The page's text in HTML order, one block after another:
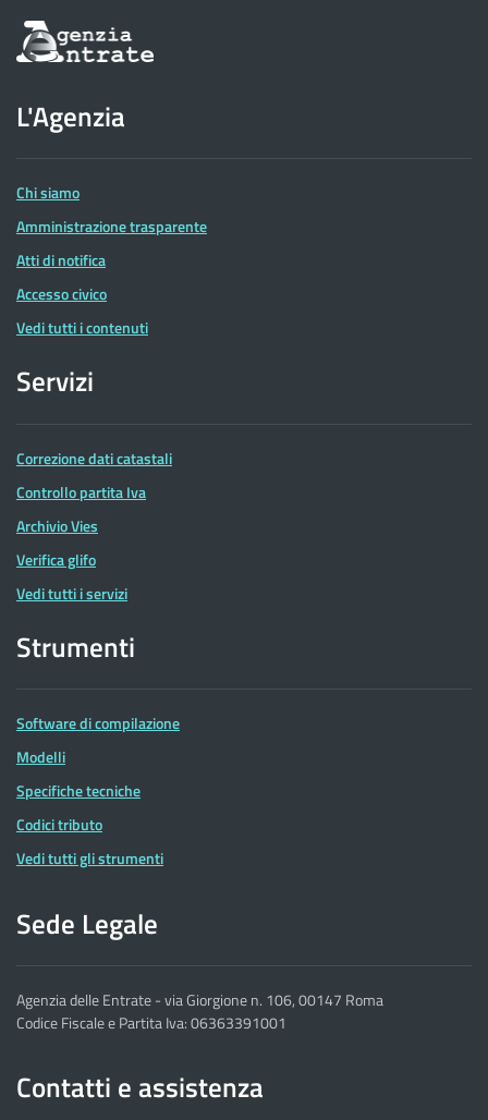
Informazioni
sul
dell'Agenzia
delle
Entrate
L'Agenzia
Chi siamo
Amministrazione trasparente
Atti di notifica
Accesso civico
Vedi tutti i contenuti
Servizi
Correzione dati catastali
Controllo partita Iva
Archivio Vies
Verifica glifo
Vedi tutti i servizi
Strumenti
Software di compilazione
Modelli
Specifiche tecniche
Codici tributo
Vedi tutti gli strumenti
Sede Legale
Agenzia delle Entrate - via Giorgione n. 106, 00147 Roma
Codice Fiscale e Partita Iva: 06363391001
Contatti e assistenza